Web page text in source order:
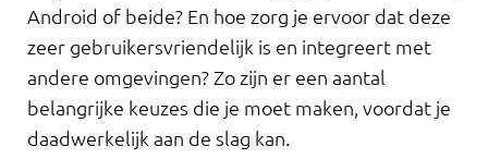
Android of beide? En hoe zorg je ervoor dat deze
zeer gebruikersvriendelijk is en integreert met
andere omgevingen? Zo zijn er een aantal
belangrijke keuzes die je moet maken, voordat je
daadwerkelijk aan de slag kan.